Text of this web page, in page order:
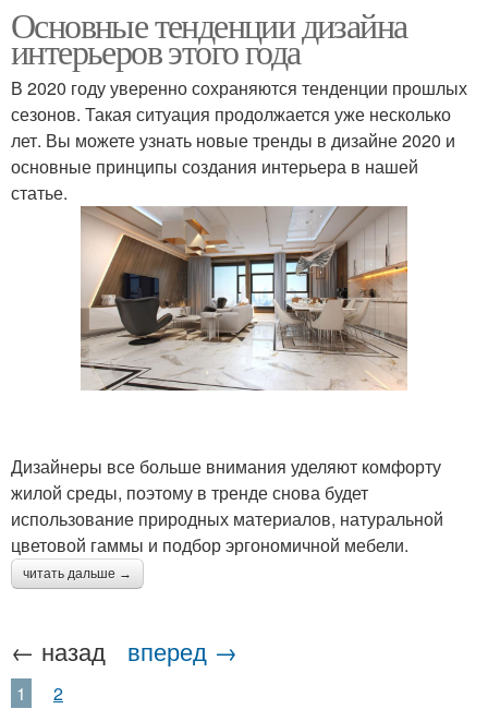
Основные тенденции дизайна
интерьеров этого года
В 2020 году уверенно сохраняются тенденции прошлых
сезонов. Такая ситуация продолжается уже несколько
лет. Вы можете узнать новые тренды в дизайне 2020 и
основные принципы создания интерьера в нашей
статье.
Дизайнеры все больше внимания уделяют комфорту
жилой среды, поэтому в тренде снова будет
использование природных материалов, натуральной
цветовой гаммы и подбор эргономичной мебели.
читать дальше →
← назад вперед →
1 2